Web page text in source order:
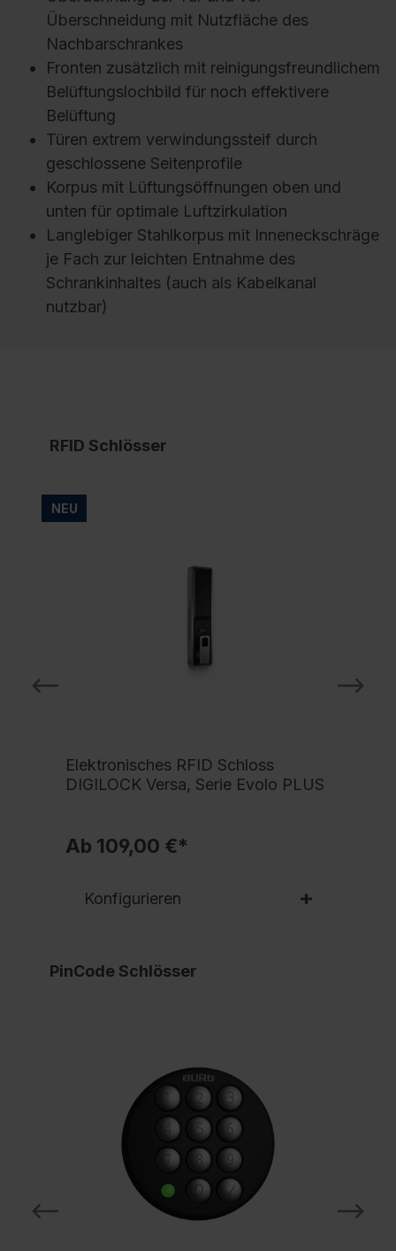
Überschneidung mit Nutzfläche des
Nachbarschrankes
Fronten zusätzlich mit reinigungsfreundlichem
Belüftungslochbild für noch effektivere
Belüftung
Türen extrem verwindungssteif durch
geschlossene Seitenprofile
Korpus mit Lüftungsöffnungen oben und
unten für optimale Luftzirkulation
Langlebiger Stahlkorpus mit Inneneckschräge
je Fach zur leichten Entnahme des
Schrankinhaltes (auch als Kabelkanal
nutzbar)
RFID Schlösser
NEU
Elektronisches RFID Schloss
DIGILOCK Versa, Serie Evolo PLUS
Ab 109,00 €*
Konfigurieren
PinCode Schlösser